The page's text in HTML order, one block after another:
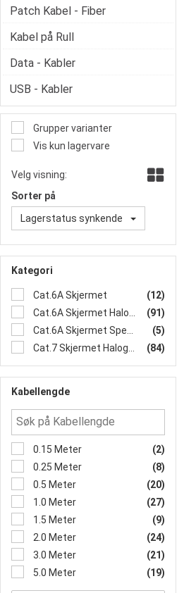
Grupper varianter
Vis kun lagervare
Velg visning:
Sorter på
Lagerstatus synkende
Kategori
Cat.6A Skjermet
(12)
Cat.6A Skjermet Halogenfri
(91)
Cat.6A Skjermet Spesial
(5)
Cat.7 Skjermet Halogenfri
(84)
Kabellengde
0.15 Meter
(2)
0.25 Meter
(8)
0.5 Meter
(20)
1.0 Meter
(27)
1.5 Meter
(9)
2.0 Meter
(24)
3.0 Meter
(21)
5.0 Meter
(19)
Patch Kabel - Fiber
Kabel på Rull
Data - Kabler
USB - Kabler